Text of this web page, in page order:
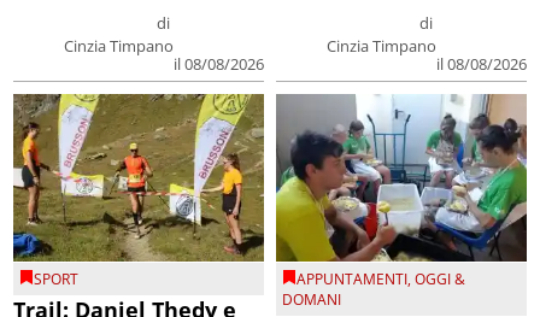
di
Cinzia Timpano
il 08/08/2026
di
Cinzia Timpano
il 08/08/2026
SPORT
Trail: Daniel Thedy e
APPUNTAMENTI,OGGI &
DOMANI